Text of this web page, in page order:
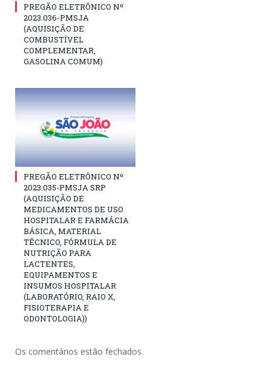
PREGÃO ELETRÔNICO Nº
2023.036-PMSJA
(AQUISIÇÃO DE
COMBUSTÍVEL
COMPLEMENTAR,
GASOLINA COMUM)
PREGÃO ELETRÔNICO Nº
2023.035-PMSJA SRP
(AQUISIÇÃO DE
MEDICAMENTOS DE USO
HOSPITALAR E FARMÁCIA
BÁSICA, MATERIAL
TÉCNICO, FÓRMULA DE
NUTRIÇÃO PARA
LACTENTES,
EQUIPAMENTOS E
INSUMOS HOSPITALAR
(LABORATÓRIO, RAIO X,
FISIOTERAPIA E
ODONTOLOGIA))
Os comentários estão fechados.